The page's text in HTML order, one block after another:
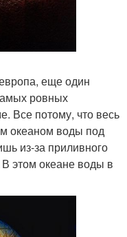
еще один
ровных
Все потому, что весь
океаном воды под
из-за приливного
этом океане воды в